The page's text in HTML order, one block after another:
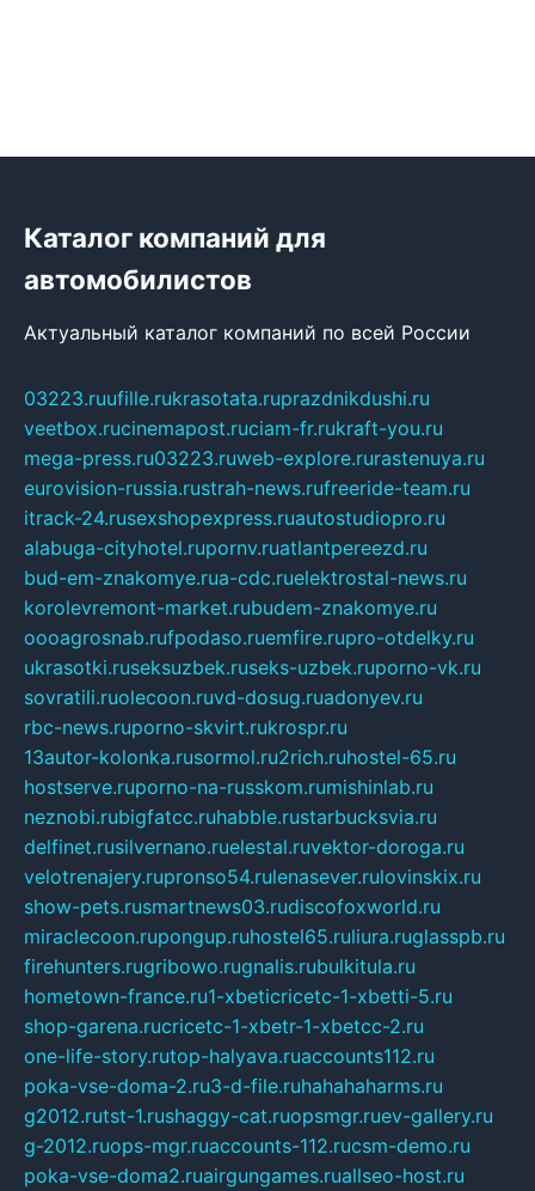
Каталог компаний для
автомобилистов
Актуальный каталог компаний по всей России
03223.ruufille.rukrasotata.ruprazdnikdushi.ru
veetbox.rucinemapost.ruciam-fr.rukraft-you.ru
mega-press.ru03223.ruweb-explore.rurastenuya.ru
eurovision-russia.rustrah-news.rufreeride-team.ru
itrack-24.rusexshopexpress.ruautostudiopro.ru
alabuga-cityhotel.rupornv.ruatlantpereezd.ru
bud-em-znakomye.rua-cdc.ruelektrostal-news.ru
korolevremont-market.rubudem-znakomye.ru
oooagrosnab.rufpodaso.ruemfire.rupro-otdelky.ru
ukrasotki.ruseksuzbek.ruseks-uzbek.ruporno-vk.ru
sovratili.ruolecoon.ruvd-dosug.ruadonyev.ru
rbc-news.ruporno-skvirt.rukrospr.ru
13autor-kolonka.rusormol.ru2rich.ruhostel-65.ru
hostserve.ruporno-na-russkom.rumishinlab.ru
neznobi.rubigfatcc.ruhabble.rustarbucksvia.ru
delfinet.rusilvernano.ruelestal.ruvektor-doroga.ru
velotrenajery.rupronso54.rulenasever.rulovinskix.ru
show-pets.rusmartnews03.rudiscofoxworld.ru
miraclecoon.rupongup.ruhostel65.ruliura.ruglasspb.ru
firehunters.rugribowo.rugnalis.rubulkitula.ru
hometown-france.ru1-xbeticricetc-1-xbetti-5.ru
shop-garena.rucricetc-1-xbetr-1-xbetcc-2.ru
one-life-story.rutop-halyava.ruaccounts112.ru
poka-vse-doma-2.ru3-d-file.ruhahahaharms.ru
g2012.rutst-1.rushaggy-cat.ruopsmgr.ruev-gallery.ru
g-2012.ruops-mgr.ruaccounts-112.rucsm-demo.ru
poka-vse-doma2.ruairgungames.ruallseo-host.ru